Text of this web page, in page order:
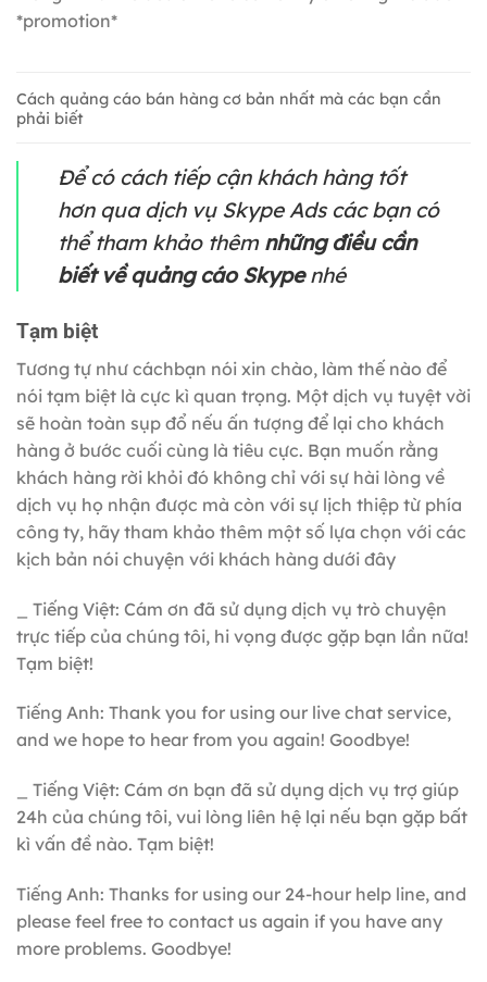
*promotion*
Cách quảng cáo bán hàng cơ bản nhất mà các bạn cần
phải biết
Để có cách tiếp cận khách hàng tốt
hơn qua dịch vụ Skype Ads các bạn có
thể tham khảo thêm những điều cần
biết về quảng cáo Skypenhé
Tạm biệt
Tương tự như cáchbạn nói xin chào, làm thế nào để
nói tạm biệt là cực kì quan trọng. Một dịch vụ tuyệt vời
sẽ hoàn toàn sụp đổ nếu ấn tượng để lại cho khách
hàng ở bước cuối cùng là tiêu cực. Bạn muốn rằng
khách hàng rời khỏi đó không chỉ với sự hài lòng về
dịch vụ họ nhận được mà còn với sự lịch thiệp từ phía
công ty, hãy tham khảo thêm một số lựa chọn với các
kịch bản nói chuyện với khách hàng dưới đây
_ Tiếng Việt: Cám ơn đã sử dụng dịch vụ trò chuyện
trực tiếp của chúng tôi, hi vọng được gặp bạn lần nữa!
Tạm biệt!
Tiếng Anh: Thank you for using our live chat service,
and we hope to hear from you again! Goodbye!
_ Tiếng Việt: Cám ơn bạn đã sử dụng dịch vụ trợ giúp
24h của chúng tôi, vui lòng liên hệ lại nếu bạn gặp bất
kì vấn đề nào. Tạm biệt!
Tiếng Anh: Thanks for using our 24-hour help line, and
please feel free to contact us again if you have any
more problems. Goodbye!